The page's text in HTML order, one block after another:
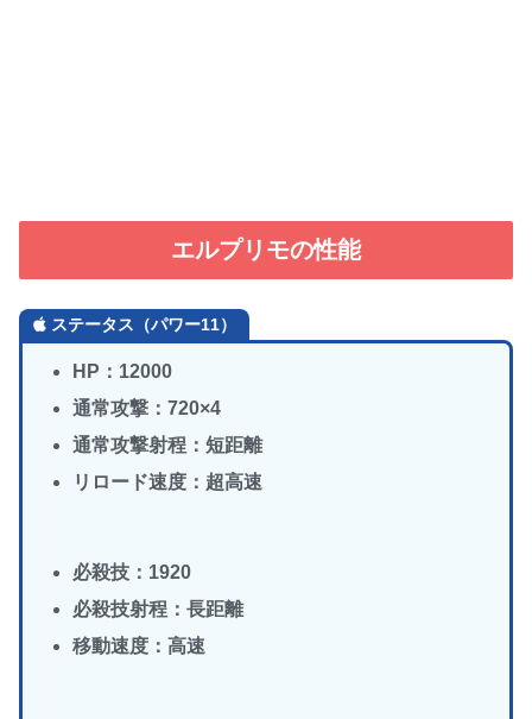
エルプリモの性能
ステータス（パワー11）
HP：12000
通常攻撃：720×4
通常攻撃射程：短距離
リロード速度：超高速
必殺技：1920
必殺技射程：長距離
移動速度：高速